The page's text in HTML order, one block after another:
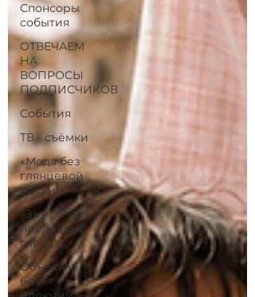
Спонсоры
события
ОТВЕЧАЕМ
НА
ВОПРОСЫ
ПОДПИСЧИКОВ
События
ТВ - съёмки
«Мода без
глянцевой
маски»
«За
пределами
глянца»
Объектив
без